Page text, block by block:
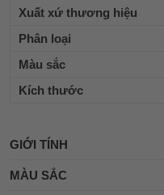
Xuất xứ thương hiệu
Phân loại
Màu sắc
Kích thước
GIỚI TÍNH
MÀU SẮC